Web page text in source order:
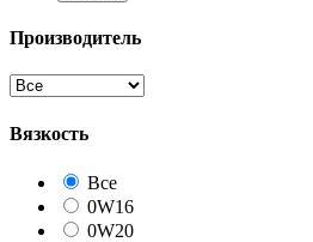
Производитель
Вязкость
Все
0W16
0W20